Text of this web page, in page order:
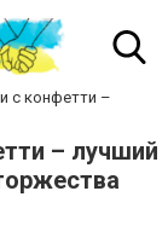
с конфетти –
– лучший